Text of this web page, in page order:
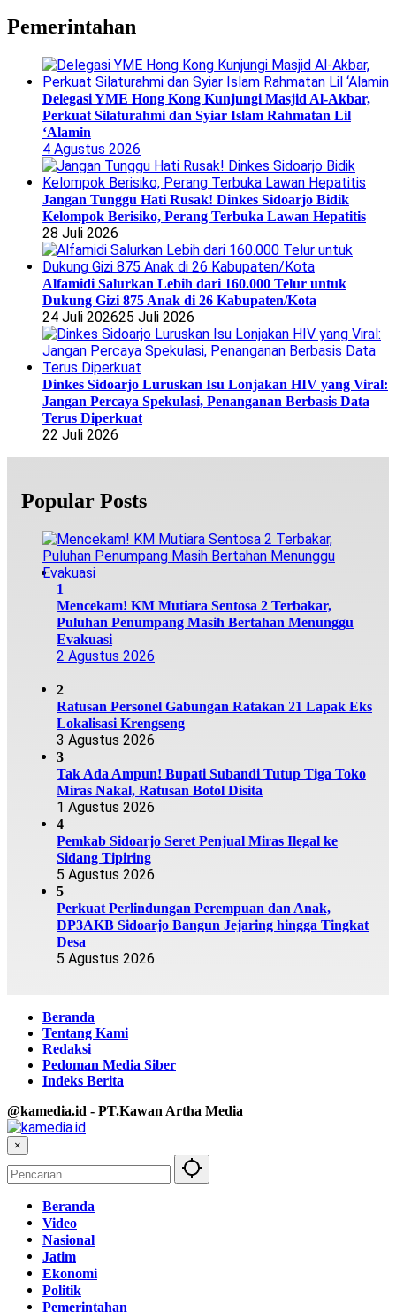
Pemerintahan
Delegasi YME Hong Kong Kunjungi Masjid Al-Akbar,
Perkuat Silaturahmi dan Syiar Islam Rahmatan Lil
‘Alamin
4 Agustus 2026
Jangan Tunggu Hati Rusak! Dinkes Sidoarjo Bidik
Kelompok Berisiko, Perang Terbuka Lawan Hepatitis
28 Juli 2026
Alfamidi Salurkan Lebih dari 160.000 Telur untuk
Dukung Gizi 875 Anak di 26 Kabupaten/Kota
24 Juli 202625 Juli 2026
Dinkes Sidoarjo Luruskan Isu Lonjakan HIV yang Viral:
Jangan Percaya Spekulasi, Penanganan Berbasis Data
Terus Diperkuat
22 Juli 2026
Popular Posts
1
Mencekam! KM Mutiara Sentosa 2 Terbakar,
Puluhan Penumpang Masih Bertahan Menunggu
Evakuasi
2 Agustus 2026
2
Ratusan Personel Gabungan Ratakan 21 Lapak Eks
Lokalisasi Krengseng
3 Agustus 2026
3
Tak Ada Ampun! Bupati Subandi Tutup Tiga Toko
Miras Nakal, Ratusan Botol Disita
1 Agustus 2026
4
Pemkab Sidoarjo Seret Penjual Miras Ilegal ke
Sidang Tipiring
5 Agustus 2026
5
Perkuat Perlindungan Perempuan dan Anak,
DP3AKB Sidoarjo Bangun Jejaring hingga Tingkat
Desa
5 Agustus 2026
Beranda
Tentang Kami
Redaksi
Pedoman Media Siber
Indeks Berita
@kamedia.id - PT.Kawan Artha Media
×
Beranda
Video
Nasional
Jatim
Ekonomi
Politik
Pemerintahan